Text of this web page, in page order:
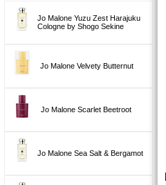
Jo Malone Yuzu Zest Harajuku
Cologne by Shogo Sekine
Jo Malone Velvety Butternut
Jo Malone Scarlet Beetroot
Jo Malone Sea Salt & Bergamot